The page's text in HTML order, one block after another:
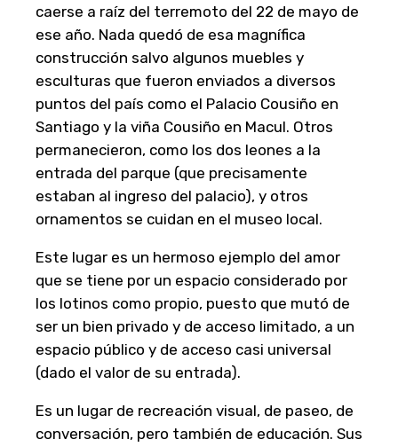
caerse a raíz del terremoto del 22 de mayo de
ese año. Nada quedó de esa magnífica
construcción salvo algunos muebles y
esculturas que fueron enviados a diversos
puntos del país como el Palacio Cousiño en
Santiago y la viña Cousiño en Macul. Otros
permanecieron, como los dos leones a la
entrada del parque (que precisamente
estaban al ingreso del palacio), y otros
ornamentos se cuidan en el museo local.
Este lugar es un hermoso ejemplo del amor
que se tiene por un espacio considerado por
los lotinos como propio, puesto que mutó de
ser un bien privado y de acceso limitado, a un
espacio público y de acceso casi universal
(dado el valor de su entrada).
Es un lugar de recreación visual, de paseo, de
conversación, pero también de educación. Sus